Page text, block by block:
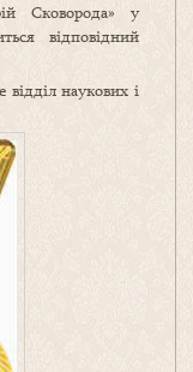
Сковорода» у
відповідний
наукових і